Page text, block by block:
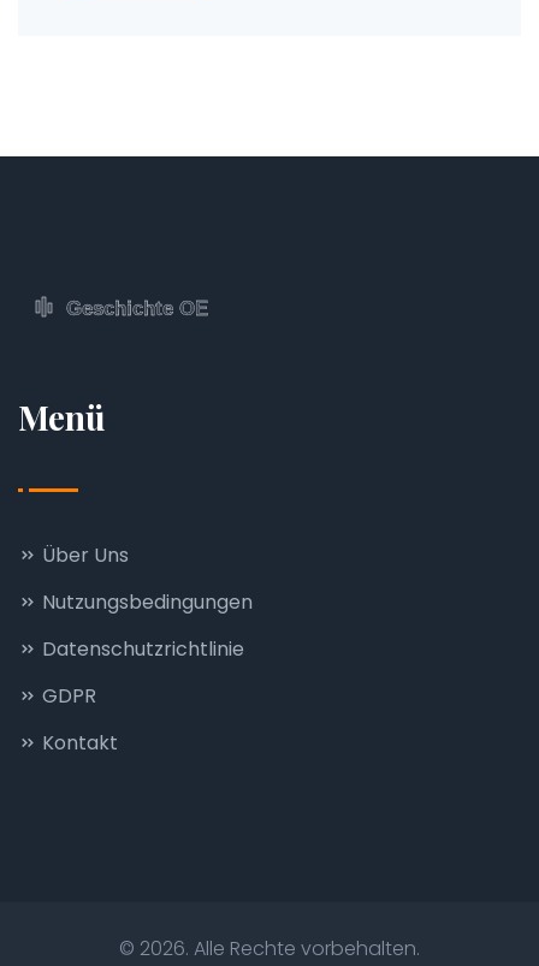
Menü
Über Uns
Nutzungsbedingungen
Datenschutzrichtlinie
GDPR
Kontakt
© 2026. Alle Rechte vorbehalten.